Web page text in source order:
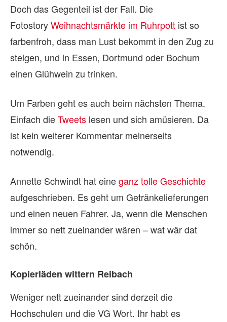
Doch das Gegenteil ist der Fall. Die
FotostoryWeihnachtsmärkte im Ruhrpott ist so
farbenfroh, dass man Lust bekommt in den Zug zu
steigen, und in Essen, Dortmund oder Bochum
einen Glühwein zu trinken.
Um Farben geht es auch beim nächsten Thema.
Einfach dieTweets lesen und sich amüsieren. Da
ist kein weiterer Kommentar meinerseits
notwendig.
Annette Schwindt hat eineganz tolle Geschichte
aufgeschrieben. Es geht um Getränkelieferungen
und einen neuen Fahrer. Ja, wenn die Menschen
immer so nett zueinander wären – wat wär dat
schön.
Kopierläden wittern Reibach
Weniger nett zueinander sind derzeit die
Hochschulen und die VG Wort. Ihr habt es